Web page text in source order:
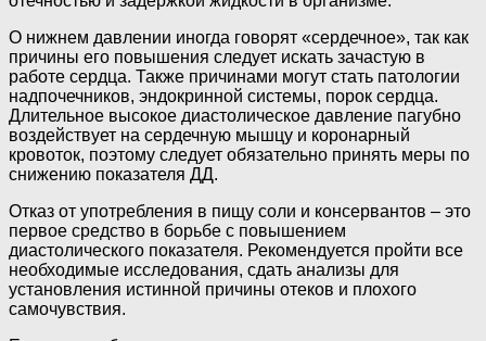
О нижнем давлении иногда говорят «сердечное», так как
причины его повышения следует искать зачастую в
работе сердца. Также причинами могут стать патологии
надпочечников, эндокринной системы, порок сердца.
Длительное высокое диастолическое давление пагубно
воздействует на сердечную мышцу и коронарный
кровоток, поэтому следует обязательно принять меры по
снижению показателя ДД.
Отказ от употребления в пищу соли и консервантов – это
первое средство в борьбе с повышением
диастолического показателя. Рекомендуется пройти все
необходимые исследования, сдать анализы для
установления истинной причины отеков и плохого
самочувствия.